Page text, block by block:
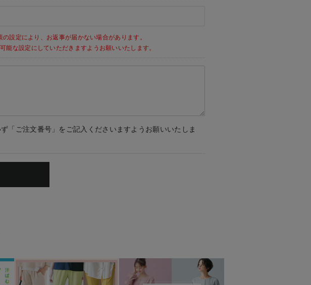
設定により、お返事が届かない場合があります。
能な設定にしていただきますようお願いいたします。
「ご注文番号」をご記入くださいますようお願いいたしま